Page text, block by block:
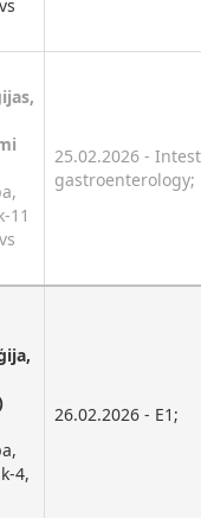
11
25.02.2026 -
gastroenterology;
4,
26.02.2026 - E1;